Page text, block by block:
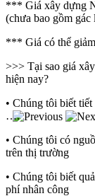
*** Giá xây dựng
(chưa bao gồm gác
*** Giá có thể
>>> Tại sao giá
hiện nay?
• Chúng tôi biết
….
• Chúng tôi có
trên thị trường
• Chúng tôi biết
phí nhân công